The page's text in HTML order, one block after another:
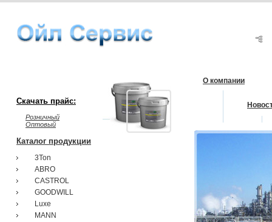
Скачать прайс:
Розничный
Оптовый
Каталог продукции
3Ton
ABRO
CASTROL
GOODWILL
Luxe
MANN
О компании